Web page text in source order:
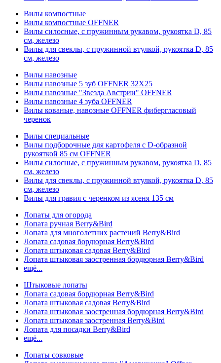
Вилы компостные
Вилы компостные OFFNER
Вилы силосные, с пружинным рукавом, рукоятка D, 85
см, железо
Вилы для свеклы, с пружинной втулкой, рукоятка D, 85
см, железо
Вилы навозные
Вилы навозные 5 зуб OFFNER 32X25
Вилы навозные "Звезда Австрии" OFFNER
Вилы навозные 4 зуба OFFNER
Вилы кованые, навозные OFFNER фибергласовый
черенок
Вилы специальные
Вилы подборочные для картофеля с D-образной
рукояткой 85 см OFFNER
Вилы силосные, с пружинным рукавом, рукоятка D, 85
см, железо
Вилы для свеклы, с пружинной втулкой, рукоятка D, 85
см, железо
Вилы для гравия с черенком из ясеня 135 см
Лопаты для огорода
Лопата ручная Berry&Bird
Лопата для многолетних растений Berry&Bird
Лопата садовая бордюрная Berry&Bird
Лопата штыковая садовая Berry&Bird
Лопата штыковая заостренная бордюрная Berry&Bird
ещё...
Штыковые лопаты
Лопата садовая бордюрная Berry&Bird
Лопата штыковая садовая Berry&Bird
Лопата штыковая заостренная бордюрная Berry&Bird
Лопата штыковая заостренная Berry&Bird
Лопата для посадки Berry&Bird
ещё...
Лопаты совковые